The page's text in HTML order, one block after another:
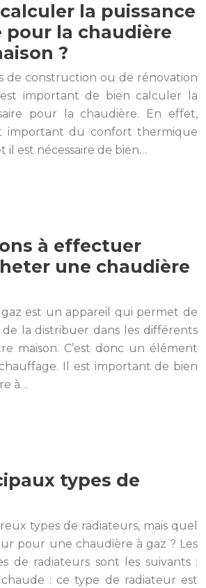
la puissance
pour la chaudière
?
de construction ou de rénovation
est important de bien calculer la
pour la chaudière. En effet,
important du confort thermique
il est nécessaire de bien…
à effectuer
une chaudière
est un appareil qui permet de
la distribuer dans les différents
maison. C’est donc un élément
Il est important de bien
à…
types de
types de radiateurs, mais quel
pour une chaudière à gaz ? Les
de radiateurs sont les suivants :
: ce type de radiateur est